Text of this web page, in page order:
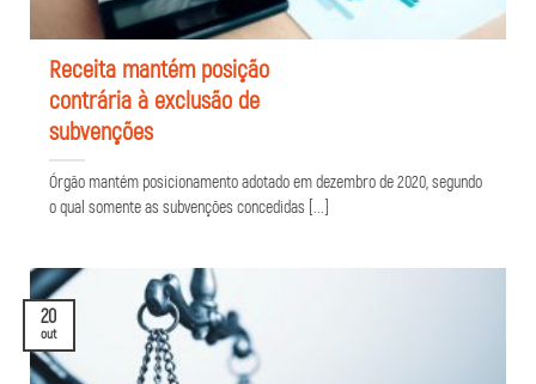
Receita mantém posição
contrária à exclusão de
subvenções
Órgão mantém posicionamento adotado em dezembro de 2020, segundo
o qual somente as subvenções concedidas [...]
20
out